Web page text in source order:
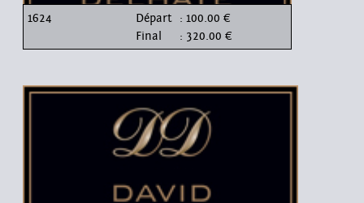
1624 Départ : 100.00 €
Final
: 320.00 €